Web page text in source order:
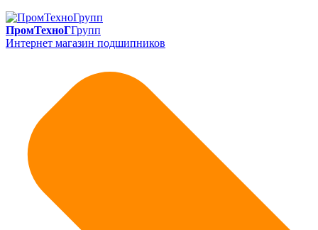
ПромТехноГГрупп
Интернет магазин подшипников